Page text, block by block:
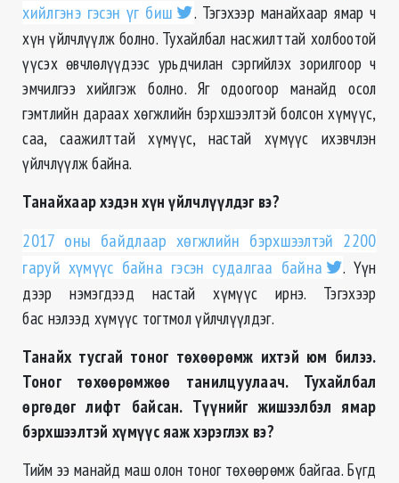
хийлгэнэ гэсэн үг биш
. Тэгэхээр манайхаар ямар ч
хүн үйлчлүүлж болно. Тухайлбал насжилттай холбоотой
үүсэх өвчлөлүүдээс урьдчилан сэргийлэх зорилгоор ч
эмчилгээ хийлгэж болно. Яг одоогоор манайд осол
гэмтлийн дараах хөгжлийн бэрхшээлтэй болсон хүмүүс,
саа, саажилттай хүмүүс, настай хүмүүс ихэвчлэн
үйлчлүүлж байна.
Танайхаар хэдэн хүн үйлчлүүлдэг вэ?
2017 оны байдлаар хөгжлийн бэрхшээлтэй 2200
гаруй хүмүүс байна гэсэн судалгаа байна
. Үүн
дээр нэмэгдээд настай хүмүүс ирнэ. Тэгэхээр
бас нэлээд хүмүүс тогтмол үйлчлүүлдэг.
Танайх тусгай тоног төхөөрөмж ихтэй юм билээ.
Тоног төхөөрөмжөө танилцуулаач. Тухайлбал
өргөдөг лифт байсан. Түүнийг жишээлбэл ямар
бэрхшээлтэй хүмүүс яаж хэрэглэх вэ?
Тийм ээ манайд маш олон тоног төхөөрөмж байгаа. Бүгд